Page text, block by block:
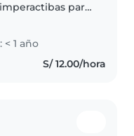
para
1 año
S/ 12.00/hora